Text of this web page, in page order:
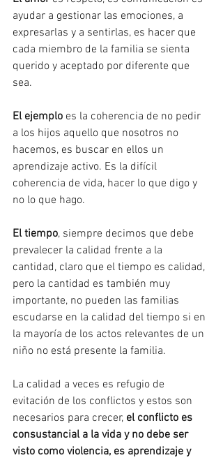
ayudar a gestionar las emociones, a
expresarlas y a sentirlas, es hacer que
cada miembro de la familia se sienta
querido y aceptado por diferente que
sea.
El ejemplo es la coherencia de no pedir
a los hijos aquello que nosotros no
hacemos, es buscar en ellos un
aprendizaje activo. Es la difícil
coherencia de vida, hacer lo que digo y
no lo que hago.
El tiempo, siempre decimos que debe
prevalecer la calidad frente a la
cantidad, claro que el tiempo es calidad,
pero la cantidad es también muy
importante, no pueden las familias
escudarse en la calidad del tiempo si en
la mayoría de los actos relevantes de un
niño no está presente la familia.
La calidad a veces es refugio de
evitación de los conflictos y estos son
necesarios para crecer, el conflicto es
consustancial a la vida y no debe ser
visto como violencia, es aprendizaje y